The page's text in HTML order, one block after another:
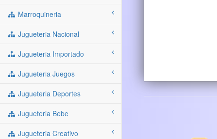
Marroquineria
Jugueteria Nacional
Jugueteria Importado
Jugueteria Juegos
Jugueteria Deportes
Jugueteria Bebe
Jugueteria Creativo